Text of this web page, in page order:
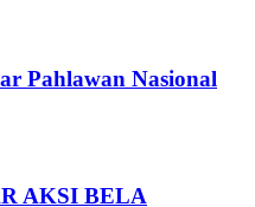
Pahlawan Nasional
AKSI BELA